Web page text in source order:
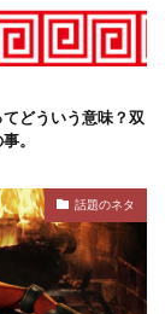
どういう意味？双
。
話題のネタ